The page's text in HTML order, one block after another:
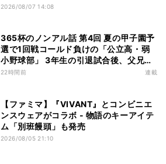
2026/08/07 14:08
365杯のノンアル話 第4回 夏の甲子園予
選で1回戦コールド負けの「公立高・弱
小野球部」 3年生の引退試合後、父兄
が“現場”で取り出したのは……
22時間前 連載
【ファミマ】『VIVANT』とコンビニエ
ンスウェアがコラボ - 物語のキーアイテ
ム「別班饅頭」も発売
2026/08/05 21:10